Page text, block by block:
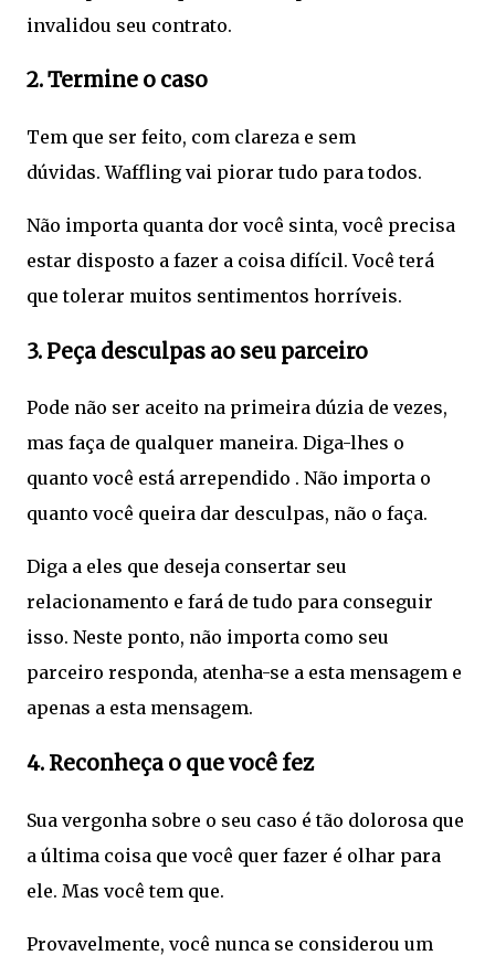
invalidou seu contrato.
2. Termine o caso
Tem que ser feito, com clareza e sem
dúvidas. Waffling vai piorar tudo para todos.
Não importa quanta dor você sinta, você precisa
estar disposto a fazer a coisa difícil. Você terá
que tolerar muitos sentimentos horríveis.
3. Peça desculpas ao seu parceiro
Pode não ser aceito na primeira dúzia de vezes,
mas faça de qualquer maneira. Diga-lhes o
quanto você está arrependido . Não importa o
quanto você queira dar desculpas, não o faça.
Diga a eles que deseja consertar seu
relacionamento e fará de tudo para conseguir
isso. Neste ponto, não importa como seu
parceiro responda, atenha-se a esta mensagem e
apenas a esta mensagem.
4. Reconheça o que você fez
Sua vergonha sobre o seu caso é tão dolorosa que
a última coisa que você quer fazer é olhar para
ele. Mas você tem que.
Provavelmente, você nunca se considerou um